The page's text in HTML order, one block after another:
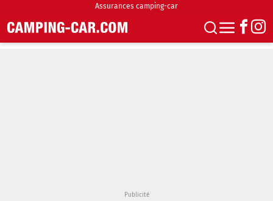
Assurances camping-car